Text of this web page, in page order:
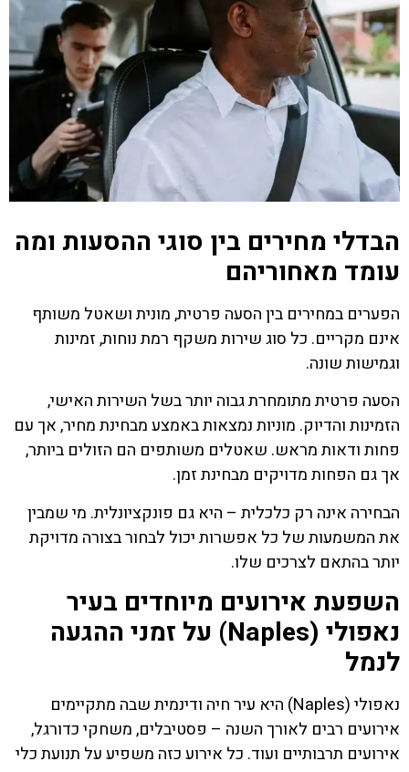
הבדלי מחירים בין סוגי ההסעות ומה
עומד מאחוריהם
הפערים במחירים בין הסעה פרטית, מונית ושאטל משותף
אינם מקריים. כל סוג שירות משקף רמת נוחות, זמינות
וגמישות שונה.
הסעה פרטית מתומחרת גבוה יותר בשל השירות האישי,
הזמינות והדיוק. מוניות נמצאות באמצע מבחינת מחיר, אך עם
פחות ודאות מראש. שאטלים משותפים הם הזולים ביותר,
אך גם הפחות מדויקים מבחינת זמן.
הבחירה אינה רק כלכלית – היא גם פונקציונלית. מי שמבין
את המשמעות של כל אפשרות יכול לבחור בצורה מדויקת
יותר בהתאם לצרכים שלו.
השפעת אירועים מיוחדים בעיר
נאפולי (Naples) על זמני ההגעה
לנמל
נאפולי (Naples) היא עיר חיה ודינמית שבה מתקיימים
אירועים רבים לאורך השנה – פסטיבלים, משחקי כדורגל,
אירועים תרבותיים ועוד. כל אירוע כזה משפיע על תנועת כלי